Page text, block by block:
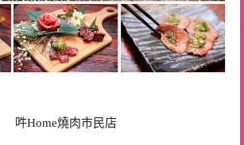
吽Home燒肉市民店